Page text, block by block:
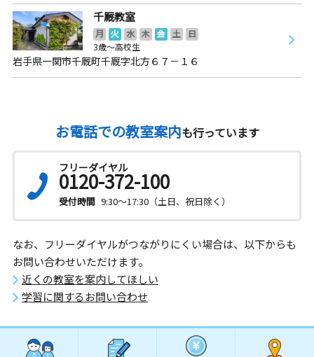
千厩教室
月 火 水 木 金 土
日
3歳～高校生
岩手県一関市千厩町千厩字北方６７－１６
お電話での教室案内も行っています
フリーダイヤル
0120-372-100
受付時間 9:30～17:30（土日、祝日除く）
なお、フリーダイヤルがつながりにくい場合は、以下からも
お問い合わせいただけます。
近くの教室を案内してほしい
学習に関するお問い合わせ